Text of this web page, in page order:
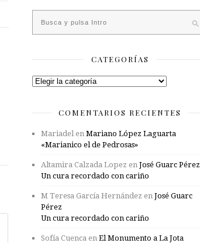
CATEGORÍAS
Categorías
COMENTARIOS RECIENTES
Mariadelen Mariano López Laguarta
«Marianico el de Pedrosas»
Altamira Calzada Lopez en José Guarc Pérez
Un cura recordado con cariño
M Teresa García Hernández en José Guarc
Pérez
Un cura recordado con cariño
Sofía Cuenca en El Monumento a La Jota